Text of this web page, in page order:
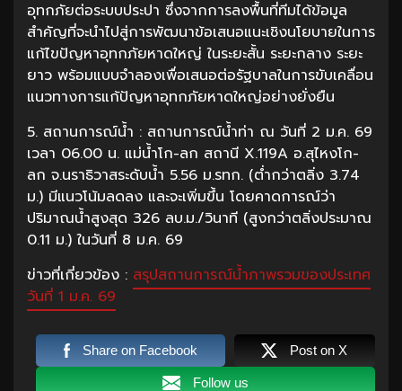
อุทกภัยต่อระบบประปา ซึ่งจากการลงพื้นที่ทีมได้ข้อมูล
สำคัญที่จะนำไปสู่การพัฒนาข้อเสนอแนะเชิงนโยบายในการ
แก้ไขปัญหาอุทกภัยหาดใหญ่ ในระยะสั้น ระยะกลาง ระยะ
ยาว พร้อมแบบจำลองเพื่อเสนอต่อรัฐบาลในการขับเคลื่อน
แนวทางการแก้ปัญหาอุทกภัยหาดใหญ่อย่างยั่งยืน
5. สถานการณ์น้ำ : สถานการณ์น้ำท่า ณ วันที่ 2 ม.ค. 69
เวลา 06.00 น. แม่น้ำโก-ลก สถานี X.119A อ.สุไหงโก-
ลก จ.นราธิวาสระดับน้ำ 5.56 ม.รทก. (ต่ำกว่าตลิ่ง 3.74
ม.) มีแนวโน้มลดลง และจะเพิ่มขึ้น โดยคาดการณ์ว่า
ปริมาณน้ำสูงสุด 326 ลบ.ม./วินาที (สูงกว่าตลิ่งประมาณ
0.11 ม.) ในวันที่ 8 ม.ค. 69
ข่าวที่เกี่ยวข้อง : สรุปสถานการณ์น้ำภาพรวมของประเทศ
วันที่ 1 ม.ค. 69
Share on Facebook Post on X
Follow us